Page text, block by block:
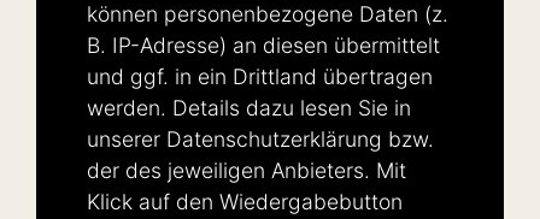
können personenbezogene Daten (z.
B. IP-Adresse) an diesen übermittelt
und ggf. in ein Drittland übertragen
werden. Details dazu lesen Sie in
unserer Datenschutzerklärung bzw.
der des jeweiligen Anbieters. Mit
Klick auf den Wiedergabebutton